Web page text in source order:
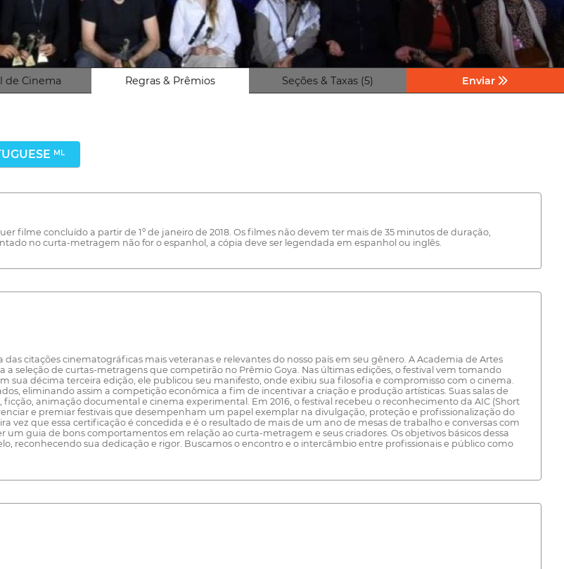
de Cinema Regras & Prêmios Seções & Taxas (5) Enviar
ML
filme concluído a partir de 1º de janeiro de 2018. Os filmes não devem ter mais de 35 minutos de duração,
no curta-metragem não for o espanhol, a cópia deve ser legendada em espanhol ou inglês.
citações cinematográficas mais veteranas e relevantes do nosso país em seu gênero. A Academia de Artes
seleção de curtas-metragens que competirão no Prêmio Goya. Nas últimas edições, o festival vem tomando
décima terceira edição, ele publicou seu manifesto, onde exibiu sua filosofia e compromisso com o cinema.
eliminando assim a competição econômica a fim de incentivar a criação e produção artísticas. Suas salas de
animação documental e cinema experimental. Em 2016, o festival recebeu o reconhecimento da AIC (Short
e premiar festivais que desempenham um papel exemplar na divulgação, proteção e profissionalização do
que essa certificação é concedida e é o resultado de mais de um ano de mesas de trabalho e conversas com
um guia de bons comportamentos em relação ao curta-metragem e seus criadores. Os objetivos básicos dessa
reconhecendo sua dedicação e rigor. Buscamos o encontro e o intercâmbio entre profissionais e público como